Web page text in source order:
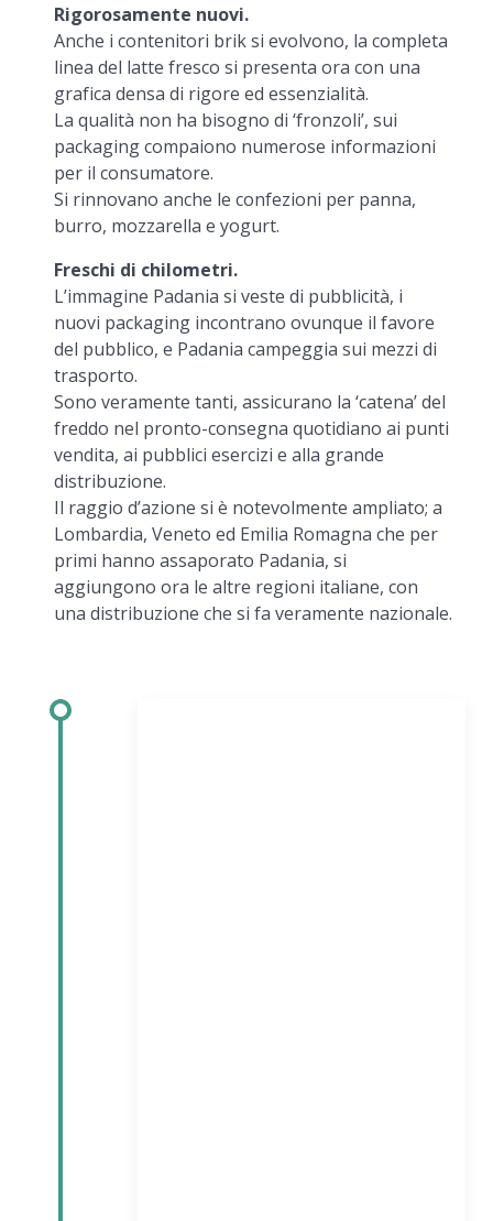
Rigorosamente nuovi.
Anche i contenitori brik si evolvono, la completa
linea del latte fresco si presenta ora con una
grafica densa di rigore ed essenzialità.
La qualità non ha bisogno di ‘fronzoli’, sui
packaging compaiono numerose informazioni
per il consumatore.
Si rinnovano anche le confezioni per panna,
burro, mozzarella e yogurt.
Freschi di chilometri.
L’immagine Padania si veste di pubblicità, i
nuovi packaging incontrano ovunque il favore
del pubblico, e Padania campeggia sui mezzi di
trasporto.
Sono veramente tanti, assicurano la ‘catena’ del
freddo nel pronto-consegna quotidiano ai punti
vendita, ai pubblici esercizi e alla grande
distribuzione.
Il raggio d’azione si è notevolmente ampliato; a
Lombardia, Veneto ed Emilia Romagna che per
primi hanno assaporato Padania, si
aggiungono ora le altre regioni italiane, con
una distribuzione che si fa veramente nazionale.